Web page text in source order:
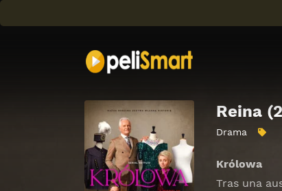
Reina
Drama
Królowa
Tras una